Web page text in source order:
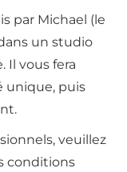
par Michael (le
un studio
Il vous fera
unique, puis
veuillez
conditions